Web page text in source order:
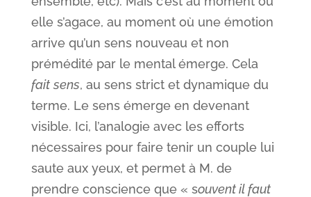
elle s’agace, au moment où une émotion
arrive qu’un sens nouveau et non
prémédité par le mental émerge. Cela
fait sens, au sens strict et dynamique du
terme. Le sens émerge en devenant
visible. Ici, l’analogie avec les efforts
nécessaires pour faire tenir un couple lui
saute aux yeux, et permet à M. de
prendre conscience que « souvent il faut